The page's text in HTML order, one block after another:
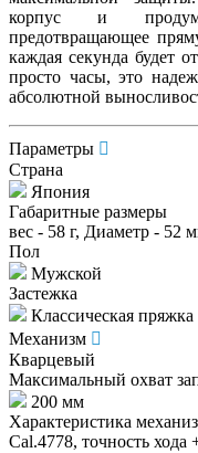
корпус и
предотвращающее
каждая секунда будет
просто часы, это
абсолютной
Параметры
Страна
Япония
Габаритные размеры
вес - 58 г, Диаметр - 52
Пол
Мужской
Застежка
Классическая пряжка
Механизм
Кварцевый
Максимальный охват
200 мм
Характеристика
Cal.4778, точность хода